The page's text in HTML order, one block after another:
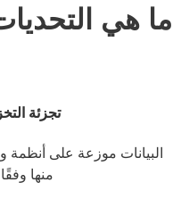
ما هي
تجزئة
البيانات موزعة على أنظمة
منها